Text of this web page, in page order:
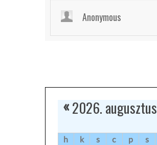
Anonymous
2026. augusztus
«
h k s c p s